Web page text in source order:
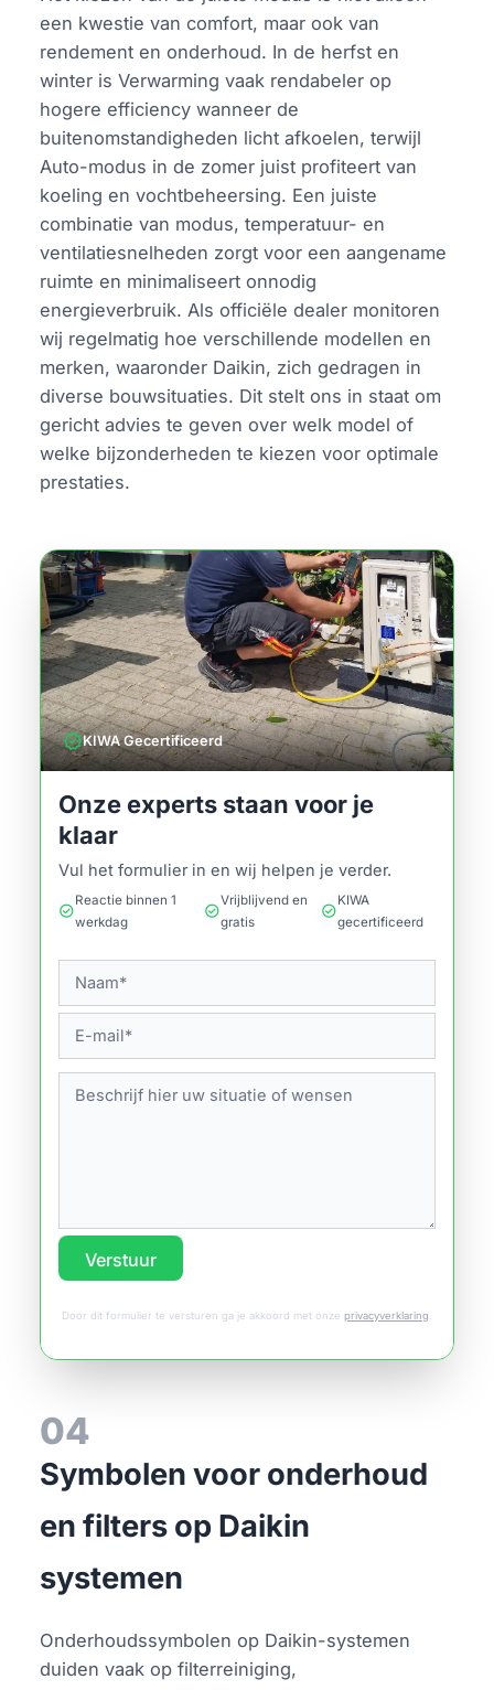
een kwestie van comfort, maar ook van
rendement en onderhoud. In de herfst en
winter is Verwarming vaak rendabeler op
hogere efficiency wanneer de
buitenomstandigheden licht afkoelen, terwijl
Auto-modus in de zomer juist profiteert van
koeling en vochtbeheersing. Een juiste
combinatie van modus, temperatuur- en
ventilatiesnelheden zorgt voor een aangename
ruimte en minimaliseert onnodig
energieverbruik. Als officiële dealer monitoren
wij regelmatig hoe verschillende modellen en
merken, waaronder Daikin, zich gedragen in
diverse bouwsituaties. Dit stelt ons in staat om
gericht advies te geven over welk model of
welke bijzonderheden te kiezen voor optimale
prestaties.
verifiedKIWA Gecertificeerd
Onze experts staan voor je
klaar
Vul het formulier in en wij helpen je verder.
check_circle
Reactie binnen 1
werkdag
check_circle
Vrijblijvend en
gratis
check_circle
KIWA
gecertificeerd
Verstuur
Door dit formulier te versturen ga je akkoord met onze privacyverklaring
04
Symbolen voor onderhoud
en filters op Daikin
systemen
Onderhoudssymbolen op Daikin-systemen
duiden vaak op filterreiniging,